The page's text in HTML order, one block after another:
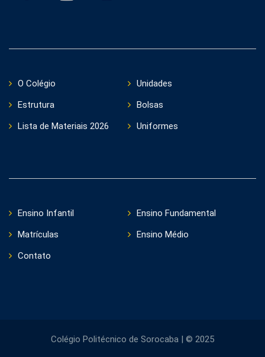
O Colégio
Unidades
Estrutura
Bolsas
Lista de Materiais 2026
Uniformes
Ensino Infantil
Ensino Fundamental
Matrículas
Ensino Médio
Contato
Colégio Politécnico de Sorocaba | © 2025